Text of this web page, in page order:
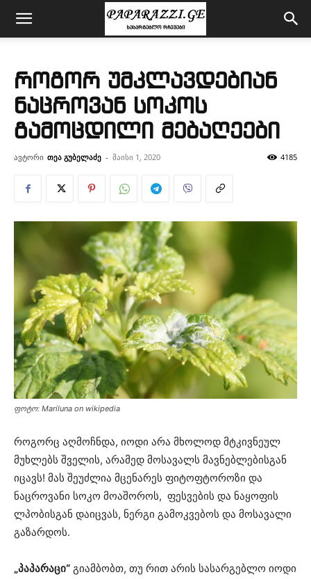
როგორ უმკლავდებიან
ნაცროვან სოკოს
გამოცდილი მებაღეები
ავტორი თეა გუბელაძე - მაისი 1, 2020 4185
ფოტო: Mariluna on wikipedia
როგორც აღმოჩნდა, იოდი არა მხოლოდ მტკივნეულ
მუხლებს შველის, არამედ მოსავალს მავნებლებისგან
იცავს! მას შეუძლია მცენარეს ფიტოფტოროზი და
ნაცროვანი სოკო მოაშოროს, ფესვების და ნაყოფის
ლპობისგან დაიცვას, ნერგი გამოკვებოს და მოსავალი
გაზარდოს.
„პაპარაცი“ გიამბობთ, თუ რით არის სასარგებლო იოდი